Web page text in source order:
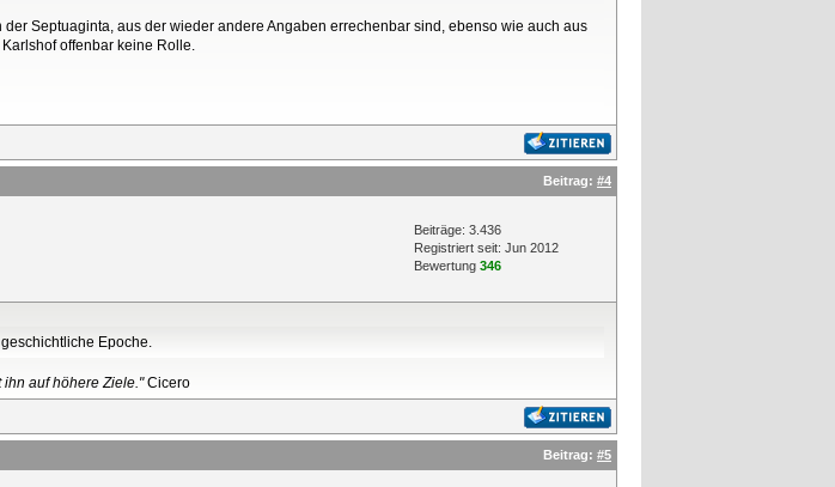
Septuaginta, aus der wieder andere Angaben errechenbar sind, ebenso wie auch aus
offenbar keine Rolle.
Beitrag: #4
Beiträge: 3.436
Registriert seit: Jun 2012
Bewertung 346
Epoche.
ihn auf höhere Ziele."Cicero
Beitrag: #5